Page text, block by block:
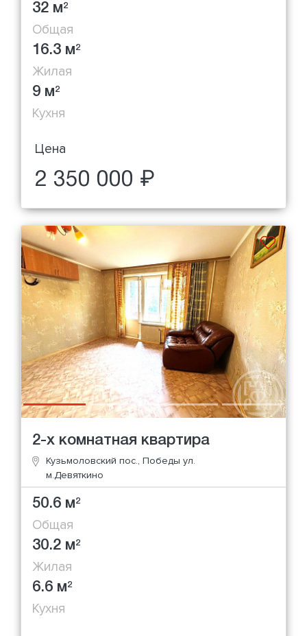
32 м2
Общая
16.3 м2
Жилая
9 м2
Кухня
Цена
2 350 000 ₽
2-х комнатная квартира
Кузьмоловский пос., Победы ул.
м.Девяткино
50.6 м2
Общая
30.2 м2
Жилая
6.6 м2
Кухня